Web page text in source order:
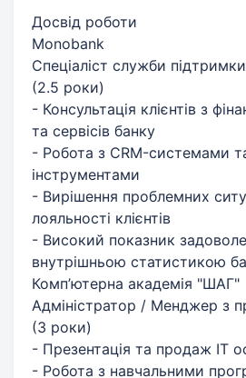
Досвід роботи
Monobank
Спеціаліст служби підтримки
(2.5 роки)
- Консультація клієнтів з
та сервісів банку
- Робота з CRM-системами
інструментами
- Вирішення проблемних
лояльності клієнтів
- Високий показник
внутрішньою статистикою
Комп’ютерна академія "ШАГ"
Адміністратор / Менджер з
(3 роки)
- Презентація та продаж ІТ
- Робота з навчальними